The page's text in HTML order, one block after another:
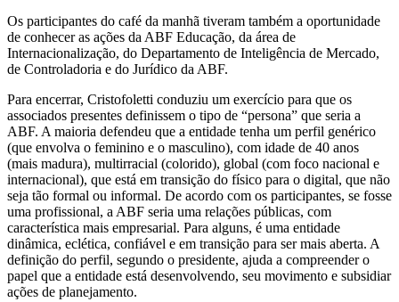
Os participantes do café da manhã tiveram também a oportunidade
de conhecer as ações da ABF Educação, da área de
Internacionalização, do Departamento de Inteligência de Mercado,
de Controladoria e do Jurídico da ABF.
Para encerrar, Cristofoletti conduziu um exercício para que os
associados presentes definissem o tipo de “persona” que seria a
ABF. A maioria defendeu que a entidade tenha um perfil genérico
(que envolva o feminino e o masculino), com idade de 40 anos
(mais madura), multirracial (colorido), global (com foco nacional e
internacional), que está em transição do físico para o digital, que não
seja tão formal ou informal. De acordo com os participantes, se fosse
uma profissional, a ABF seria uma relações públicas, com
característica mais empresarial. Para alguns, é uma entidade
dinâmica, eclética, confiável e em transição para ser mais aberta. A
definição do perfil, segundo o presidente, ajuda a compreender o
papel que a entidade está desenvolvendo, seu movimento e subsidiar
ações de planejamento.